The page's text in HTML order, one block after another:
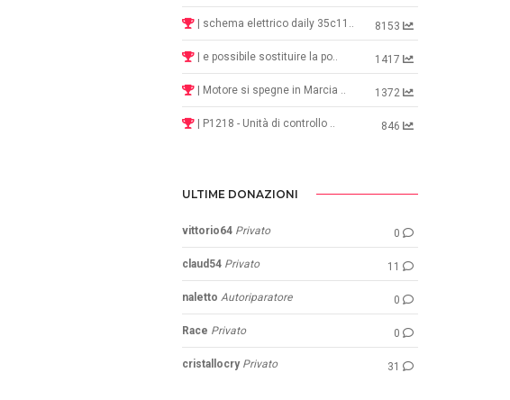
| schema elettrico daily 35c11.. 8153
| e possibile sostituire la po.. 1417
| Motore si spegne in Marcia .. 1372
| P1218 - Unità di controllo .. 846
ULTIME DONAZIONI
vittorio64 Privato 0
claud54 Privato 11
naletto Autoriparatore 0
Race Privato 0
cristallocry Privato 31